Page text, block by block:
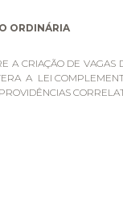
ORDINÁRIA
A CRIAÇÃO DE VAGAS
A LEI